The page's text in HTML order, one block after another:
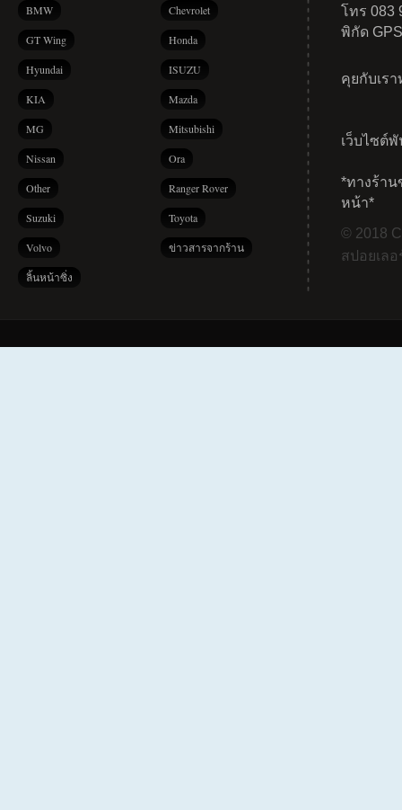
BMW Chevrolet
GT Wing Honda
Hyundai ISUZU
KIA Mazda
MG Mitsubishi
Nissan Ora
Other Ranger Rover
Suzuki Toyota
Volvo ข่าวสารจากร้าน
ลิ้นหน้าซิ่ง
โทร 083
พิกัด
คุยกับเร
เว็บไซต์
*ทางร้าน
หน้า*
© 2018
สปอยเล